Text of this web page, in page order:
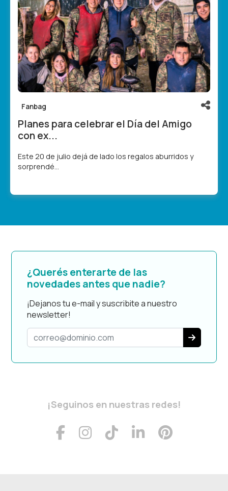
Fanbag
Planes para celebrar el Día del Amigo
con ex...
Este 20 de julio dejá de lado los regalos aburridos y
sorprendé...
¿Querés enterarte de las
novedades antes que nadie?
¡Dejanos tu e-mail y suscribite a nuestro
newsletter!
¡Seguinos en nuestras redes!